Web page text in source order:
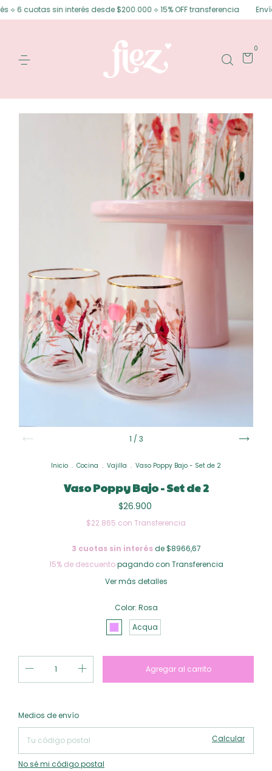
cuotas sin interés desde $200.000 ⟡ 15% OFF transferencia
0
1 / 3
Inicio . Cocina . Vajilla . Vaso Poppy Bajo - Set de 2
Vaso Poppy Bajo - Set de 2
$26.900
$22.865 con Transferencia
3 cuotas sin interésde $8966,67
15% de descuentopagando con Transferencia
Ver más detalles
Color: Rosa
Acqua
Entregas para el CP:
Medios de envío
Calcular
No sé mi código postal